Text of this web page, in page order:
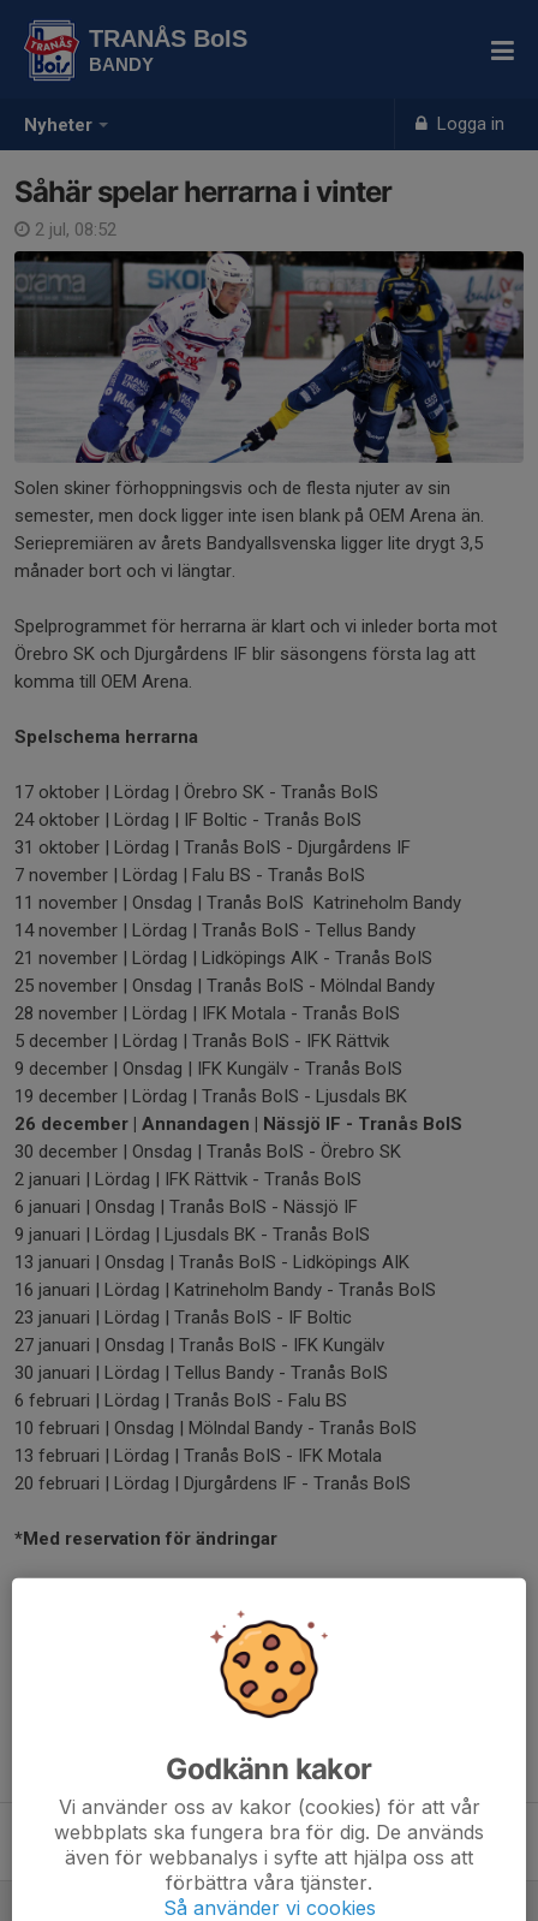
Nyheter Logga in
TRANÅS BoIS
BANDY
Såhär spelar herrarna i vinter
2 jul, 08:52
Solen skiner förhoppningsvis och de flesta njuter av sin
semester, men dock ligger inte isen blank på OEM Arena än.
Seriepremiären av årets Bandyallsvenska ligger lite drygt 3,5
månader bort och vi längtar.
Spelprogrammet för herrarna är klart och vi inleder borta mot
Örebro SK och Djurgårdens IF blir säsongens första lag att
komma till OEM Arena.
Spelschema herrarna
17 oktober | Lördag | Örebro SK - Tranås BoIS
24 oktober | Lördag | IF Boltic - Tranås BoIS
31 oktober | Lördag | Tranås BoIS - Djurgårdens IF
7 november | Lördag | Falu BS - Tranås BoIS
11 november | Onsdag | Tranås BoIS Katrineholm Bandy
14 november | Lördag | Tranås BoIS - Tellus Bandy
21 november | Lördag | Lidköpings AIK - Tranås BoIS
25 november | Onsdag | Tranås BoIS - Mölndal Bandy
28 november | Lördag | IFK Motala - Tranås BoIS
5 december | Lördag | Tranås BoIS - IFK Rättvik
9 december | Onsdag | IFK Kungälv - Tranås BoIS
19 december | Lördag | Tranås BoIS - Ljusdals BK
26 december | Annandagen | Nässjö IF - Tranås BoIS
30 december | Onsdag | Tranås BoIS - Örebro SK
2 januari | Lördag | IFK Rättvik - Tranås BoIS
6 januari | Onsdag | Tranås BoIS - Nässjö IF
9 januari | Lördag | Ljusdals BK - Tranås BoIS
13 januari | Onsdag | Tranås BoIS - Lidköpings AIK
16 januari | Lördag | Katrineholm Bandy - Tranås BoIS
23 januari | Lördag | Tranås BoIS - IF Boltic
27 januari | Onsdag | Tranås BoIS - IFK Kungälv
30 januari | Lördag | Tellus Bandy - Tranås BoIS
6 februari | Lördag | Tranås BoIS - Falu BS
10 februari | Onsdag | Mölndal Bandy - Tranås BoIS
13 februari | Lördag | Tranås BoIS - IFK Motala
20 februari | Lördag | Djurgårdens IF - Tranås BoIS
*Med reservation för ändringar
Tidigare nyheter
Det blir ingen fortsättning för Golander
Igår, 08:10
Såhär spelar herrarna i vinter
Godkänn kakor
Vi använder oss av kakor (cookies) för att vår
webbplats ska fungera bra för dig. De används
även för webbanalys i syfte att hjälpa oss att
förbättra våra tjänster.
Så använder vi cookies